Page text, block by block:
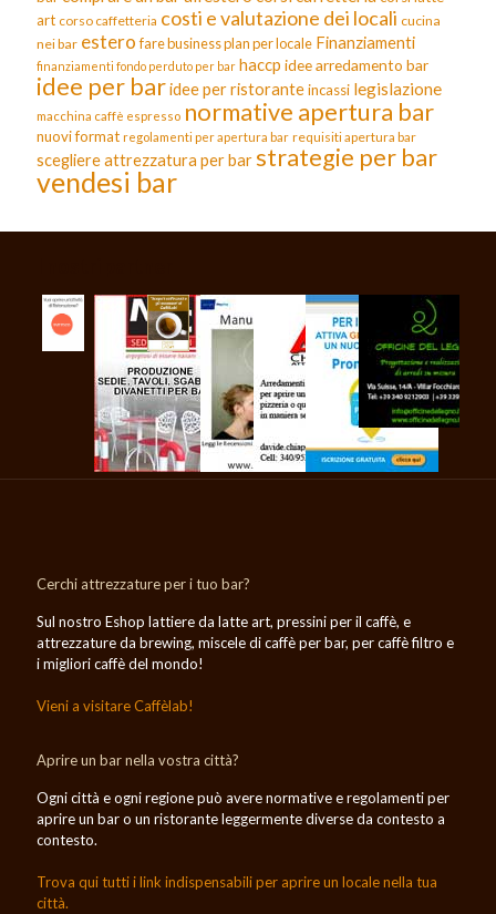
art corso caffetteria costi e valutazione dei locali cucina
nei bar estero fare business plan per locale Finanziamenti
finanziamenti fondo perduto per bar haccp idee arredamento bar
idee per baridee per ristoranteincassi legislazione
macchina caffè espresso normative apertura bar
nuovi format regolamenti per apertura bar requisiti apertura bar
scegliere attrezzatura per bar strategie per bar
vendesi bar
Cerchi attrezzature per i tuo bar?
Sul nostro Eshop lattiere da latte art, pressini per il caffè, e
attrezzature da brewing, miscele di caffè per bar, per caffè filtro e
i migliori caffè del mondo!
Vieni a visitare Caffèlab!
Aprire un bar nella vostra città?
Ogni città e ogni regione può avere normative e regolamenti per
aprire un bar o un ristorante leggermente diverse da contesto a
contesto.
Trova qui tutti i link indispensabili per aprire un locale nella tua
città.